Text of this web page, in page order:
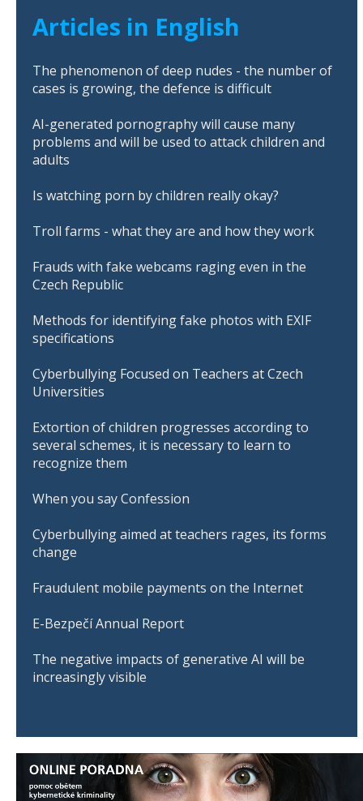
Articles in English
The phenomenon of deep nudes - the number of
cases is growing, the defence is difficult
AI-generated pornography will cause many
problems and will be used to attack children and
adults
Is watching porn by children really okay?
Troll farms - what they are and how they work
Frauds with fake webcams raging even in the
Czech Republic
Methods for identifying fake photos with EXIF
specifications
Cyberbullying Focused on Teachers at Czech
Universities
Extortion of children progresses according to
several schemes, it is necessary to learn to
recognize them
When you say Confession
Cyberbullying aimed at teachers rages, its forms
change
Fraudulent mobile payments on the Internet
E-Bezpečí Annual Report
The negative impacts of generative AI will be
increasingly visible